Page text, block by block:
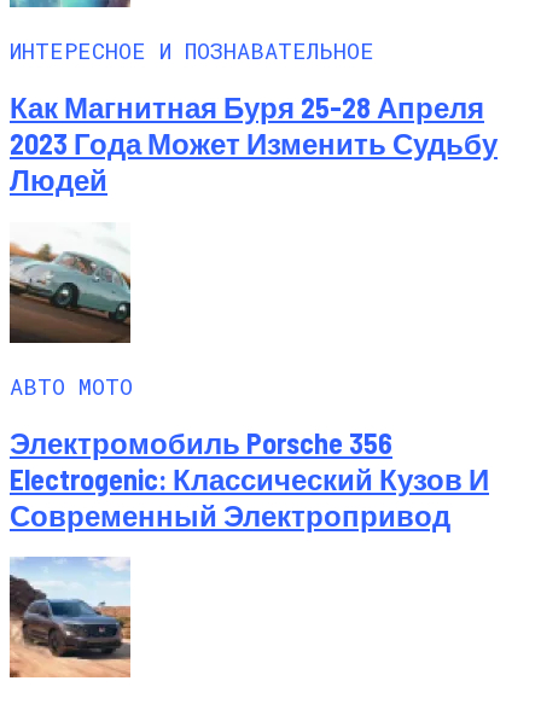
ИНТЕРЕСНОЕ И ПОЗНАВАТЕЛЬНОЕ
Как Магнитная Буря 25-28 Апреля
2023 Года Может Изменить Судьбу
Людей
АВТО МОТО
Электромобиль Porsche 356
Electrogenic: Классический Кузов И
Современный Электропривод